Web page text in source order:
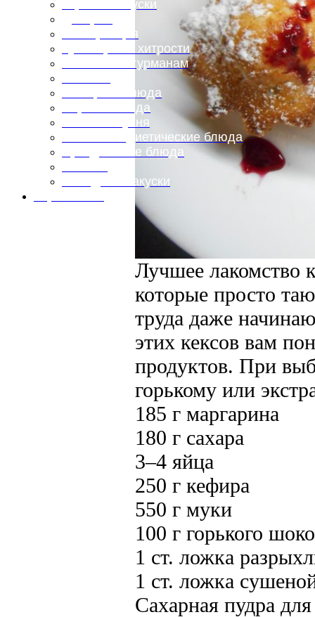
Горячие закуски
Консервация
Кулинарные хитрости
Маленьким гурманам
Овощные блюда
Первые блюда
Полевая кухня
Постные и диетические блюда
Праздничные блюда
Холодные закуски
Лучшее лакомство
которые просто
труда даже
этих кексов вам
продуктов. При
горькому или
185 г маргарина
180 г сахара
3–4 яйца
250 г кефира
550 г муки
100 г горького
1 ст. ложка
1 ст. ложка
Сахарная пудра